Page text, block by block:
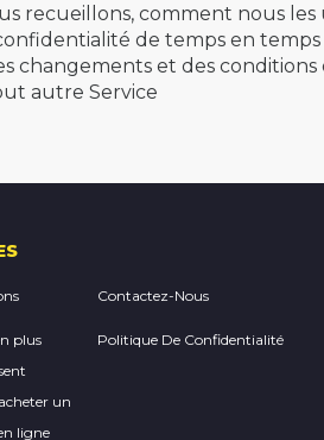
recueillons, comment nous
de temps en
et des conditions
autre Service
Contactez-Nous
plus
un
ligne
Politique De Confidentialité